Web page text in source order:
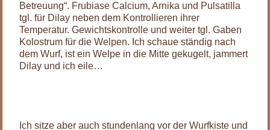
Betreuung“. Frubiase Calcium, Arnika und Pulsatilla
tgl. für Dilay neben dem Kontrollieren ihrer
Temperatur. Gewichtskontrolle und weiter tgl. Gaben
Kolostrum für die Welpen. Ich schaue ständig nach
dem Wurf, ist ein Welpe in die Mitte gekugelt, jammert
Dilay und ich eile…
Ich sitze aber auch stundenlang vor der Wurfkiste und